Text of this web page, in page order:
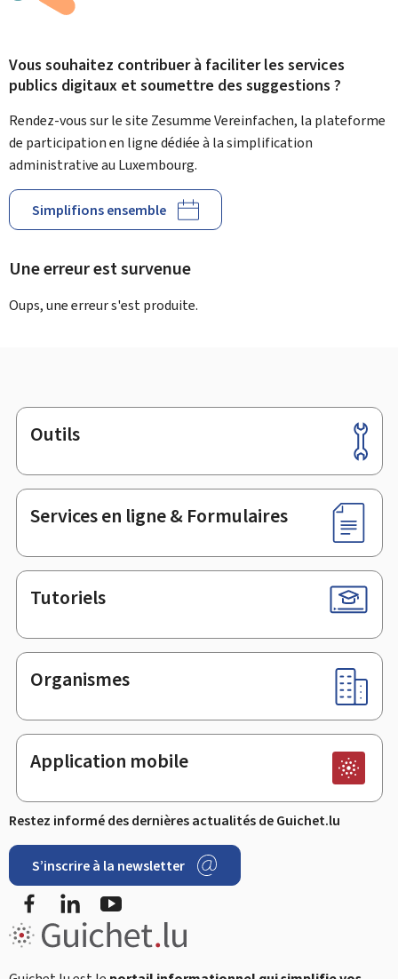
Vous souhaitez contribuer à faciliter les services
publics digitaux et soumettre des suggestions ?
Rendez-vous sur le site Zesumme Vereinfachen, la plateforme
de participation en ligne dédiée à la simplification
administrative au Luxembourg.
Simplifions ensemble
Une erreur est survenue
Oups, une erreur s'est produite.
Pied
de
page
Outils
Services en ligne & Formulaires
Tutoriels
Organismes
Application mobile
Restez informé des dernières actualités de Guichet.lu
S’inscrire à la newsletter
FacebookLinkedIn